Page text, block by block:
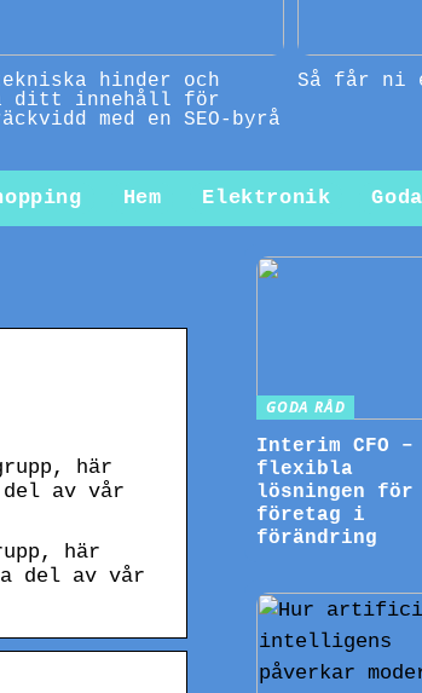
hinder och
ditt innehåll för
med en SEO-byrå
Så får ni
Hem Elektronik
här
av vår
här
del av vår
GODA RÅD
Interim CFO –
flexibla
lösningen för
företag i
förändring